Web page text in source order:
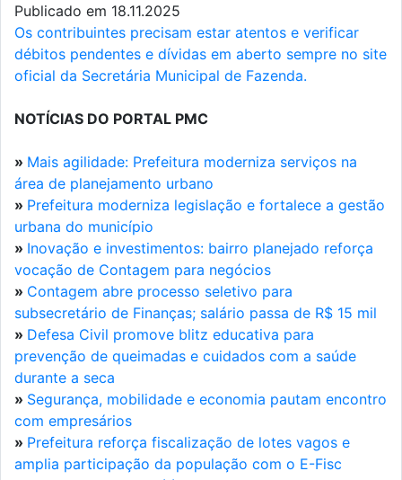
Publicado em 18.11.2025
Os contribuintes precisam estar atentos e verificar
débitos pendentes e dívidas em aberto sempre no site
oficial da Secretária Municipal de Fazenda.
NOTÍCIAS DO PORTAL PMC
» Mais agilidade: Prefeitura moderniza serviços na
área de planejamento urbano
» Prefeitura moderniza legislação e fortalece a gestão
urbana do município
» Inovação e investimentos: bairro planejado reforça
vocação de Contagem para negócios
» Contagem abre processo seletivo para
subsecretário de Finanças; salário passa de R$ 15 mil
» Defesa Civil promove blitz educativa para
prevenção de queimadas e cuidados com a saúde
durante a seca
» Segurança, mobilidade e economia pautam encontro
com empresários
» Prefeitura reforça fiscalização de lotes vagos e
amplia participação da população com o E-Fisc